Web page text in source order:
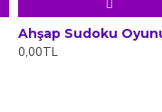
Ahşap Sudoku
0,00TL